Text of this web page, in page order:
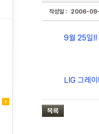
작성일 : 2006-
9월 25일!!
LIG 그레